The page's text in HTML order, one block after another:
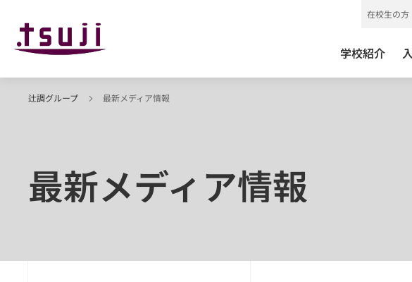
学校紹介
在校生の方
辻調グループ 最新メディア情報
最新メディア情報